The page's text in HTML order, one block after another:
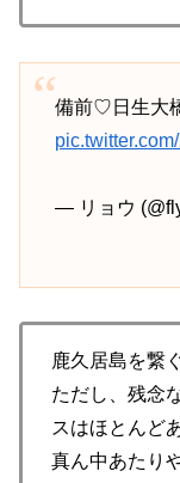
備前♡日生大
— リョウ
鹿久居島を繋
ただし、残念
スはほとんど
真ん中あたり